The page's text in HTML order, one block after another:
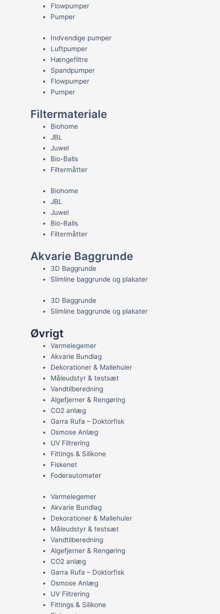
Flowpumper
Pumper
Indvendige pumper
Luftpumper
Hængefiltre
Spandpumper
Flowpumper
Pumper
Filtermateriale
Biohome
JBL
Juwel
Bio-Balls
Filtermåtter
Biohome
JBL
Juwel
Bio-Balls
Filtermåtter
Akvarie Baggrunde
3D Baggrunde
Slimline baggrunde og plakater
3D Baggrunde
Slimline baggrunde og plakater
Øvrigt
Varmelegemer
Akvarie Bundlag
Dekorationer & Mallehuler
Måleudstyr & testsæt
Vandtilberedning
Algefjerner & Rengøring
CO2 anlæg
Garra Rufa – Doktorfisk
Osmose Anlæg
UV Filtrering
Fittings & Silikone
Fiskenet
Foderautomater
Varmelegemer
Akvarie Bundlag
Dekorationer & Mallehuler
Måleudstyr & testsæt
Vandtilberedning
Algefjerner & Rengøring
CO2 anlæg
Garra Rufa – Doktorfisk
Osmose Anlæg
UV Filtrering
Fittings & Silikone